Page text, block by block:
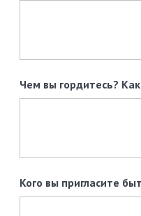
Чем вы гордитесь?
Кого вы пригласите